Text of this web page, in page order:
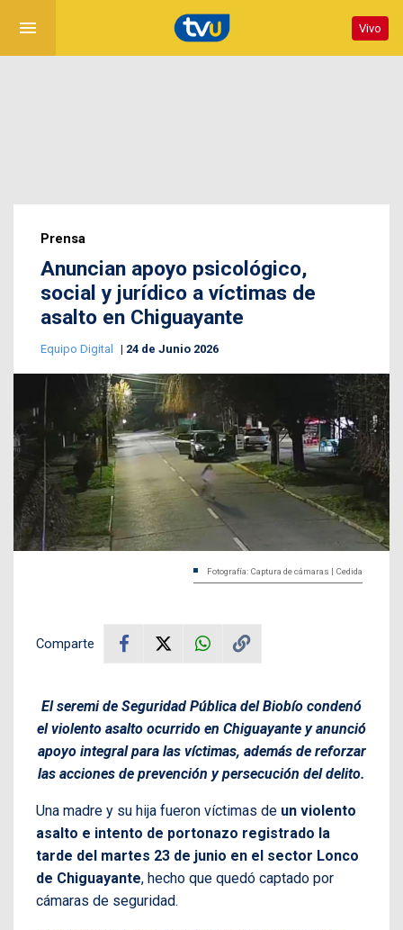
menu Vivo
Prensa
Anuncian apoyo psicológico,
social y jurídico a víctimas de
asalto en Chiguayante
Equipo Digital 24 de Junio 2026
Fotografía: Captura de cámaras | Cedida
Comparte
El seremi de Seguridad Pública del Biobío condenó
el violento asalto ocurrido en Chiguayante y anunció
apoyo integral para las víctimas, además de reforzar
las acciones de prevención y persecución del delito.
Una madre y su hija fueron víctimas de un violento
asalto e intento de portonazo registrado la
tarde del martes 23 de junio en el sector Lonco
de Chiguayante, hecho que quedó captado por
cámaras de seguridad.